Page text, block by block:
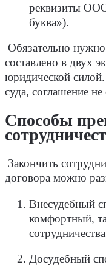
реквизиты
буква»).
Обязательно
составлено в двух
юридической
суда, соглашение не
Способы
Закончить
договора можно
Внесудебный
комфортный,
Досудебный